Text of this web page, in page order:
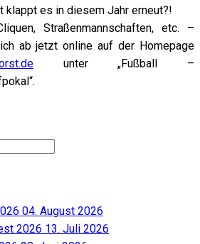
klappt es in diesem Jahr erneut?!
Straßenmannschaften, etc. –
ab jetzt online auf der Homepage
unter „Fußball –
04. August 2026
2026 13. Juli 2026